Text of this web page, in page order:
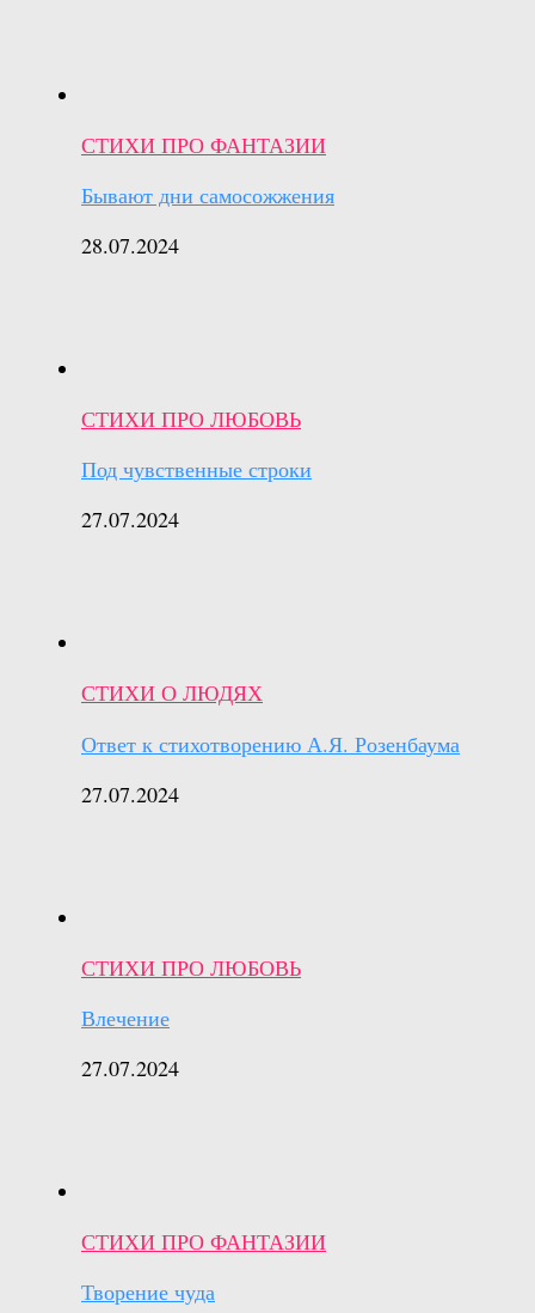
СТИХИ ПРО ФАНТАЗИИ
Бывают дни самосожжения
28.07.2024
СТИХИ ПРО ЛЮБОВЬ
Под чувственные строки
27.07.2024
СТИХИ О ЛЮДЯХ
Ответ к стихотворению А.Я. Розенбаума
27.07.2024
СТИХИ ПРО ЛЮБОВЬ
Влечение
27.07.2024
СТИХИ ПРО ФАНТАЗИИ
Творение чуда